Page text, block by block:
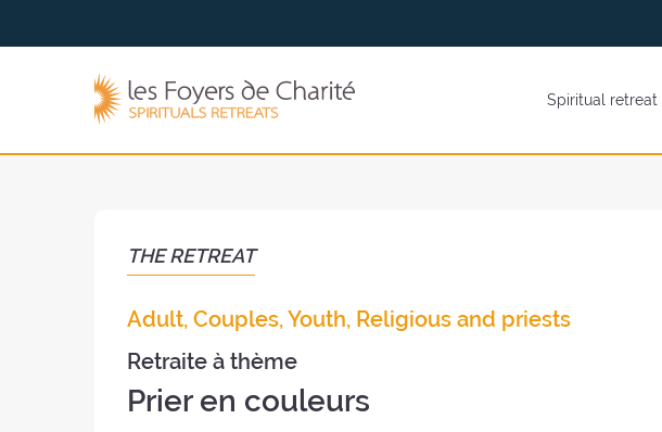
the
the
Spiritual retreat
THE RETREAT
Adult, Couples, Youth, Religious and priests
Retraite à thème
Prier en couleurs